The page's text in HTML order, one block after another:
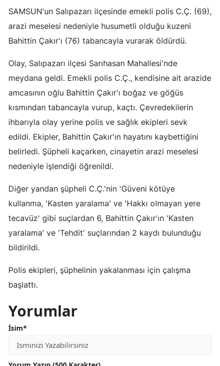
Diyarbakır
Edirne
Erzurum
Eskişehir
Giresun
Hakkari
Isparta
İstanbul
SAMSUN'un Salıpazarı ilçesinde emekli polis C.Ç. (69),
arazi meselesi nedeniyle husumetli olduğu kuzeni
Bahittin Çakır'ı (76) tabancayla vurarak öldürdü.
Olay, Salıpazarı ilçesi Sarıhasan Mahallesi'nde
meydana geldi. Emekli polis C.Ç., kendisine ait arazide
amcasının oğlu Bahittin Çakır'ı boğaz ve göğüs
kısmından tabancayla vurup, kaçtı. Çevredekilerin
ihbarıyla olay yerine polis ve sağlık ekipleri sevk
edildi. Ekipler, Bahittin Çakır'ın hayatını kaybettiğini
belirledi. Şüpheli kaçarken, cinayetin arazi meselesi
nedeniyle işlendiği öğrenildi.
Diğer yandan şüpheli C.Ç.'nin 'Güveni kötüye
kullanma, 'Kasten yaralama' ve 'Hakkı olmayan yere
tecavüz' gibi suçlardan 6, Bahittin Çakır'ın 'Kasten
yaralama' ve 'Tehdit' suçlarından 2 kaydı bulunduğu
bildirildi.
Polis ekipleri, şüphelinin yakalanması için çalışma
başlattı.
Yorumlar
İsim*